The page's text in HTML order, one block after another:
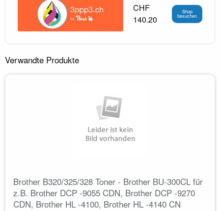
CHF
140.20
Shop
besuchen
Verwandte Produkte
Brother B320/325/328 Toner - Brother BU-300CL für
z.B. Brother DCP -9055 CDN, Brother DCP -9270
CDN, Brother HL -4100, Brother HL -4140 CN